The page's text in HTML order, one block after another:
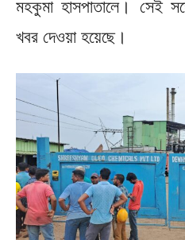
মহকুমা হাসপাতালে। সেই
খবর দেওয়া হয়েছে।